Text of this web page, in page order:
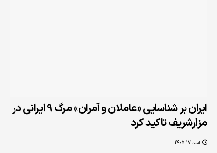
ایران بر شناسایی «عاملان و آمران» مرگ 9 ایرانی در
مزارشریف تاکید کرد
اسد 17, 1405